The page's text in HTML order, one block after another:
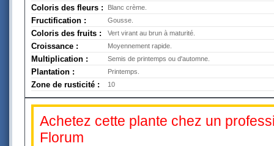
Coloris des fleurs : Blanc crème.
Fructification : Gousse.
Coloris des fruits : Vert virant au brun à maturité.
Croissance : Moyennement rapide.
Multiplication : Semis de printemps ou d'automne.
Plantation : Printemps.
Zone de rusticité : 10
Achetez cette plante chez un
Florum